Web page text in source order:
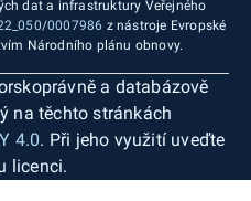
dat a infrastruktury Veřejného
0007986 z nástroje Evropské
Národního plánu obnovy.
a databázově
na těchto stránkách
4.0. Při jeho využití uveďte
licenci.